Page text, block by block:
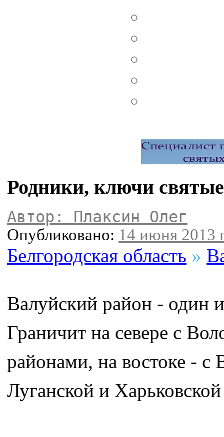
Родники, ключи
Автор: Плаксин Олег
Опубликовано: 14 июня 2013
Белгородская область »
Валуйский район - один
Граничит на севере с
районами, на востоке - с
Луганской и